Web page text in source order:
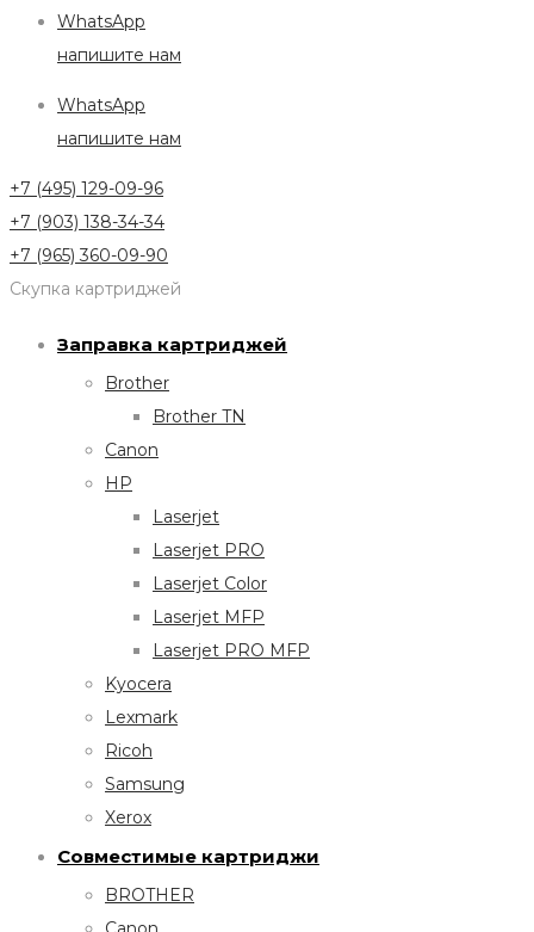
WhatsApp
напишите нам
WhatsApp
напишите нам
+7 (495) 129-09-96
+7 (903) 138-34-34
+7 (965) 360-09-90
Скупка картриджей
Заправка картриджей
Brother
Brother TN
Canon
HP
Laserjet
Laserjet PRO
Laserjet Color
Laserjet MFP
Laserjet PRO MFP
Kyocera
Lexmark
Ricoh
Samsung
Xerox
Совместимые картриджи
BROTHER